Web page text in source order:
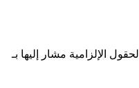
الحقول الإلزامية مشار إليها بـ